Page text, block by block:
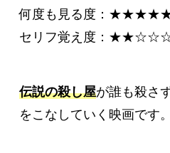
何度も見る度：
セリフ覚え度：
伝説の殺し屋が誰も殺さ
をこなしていく映画です。